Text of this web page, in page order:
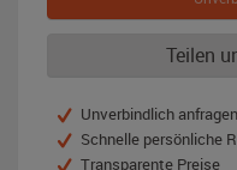
Teilen
Unverbindlich anfragen
Schnelle persönliche
Transparente Preise